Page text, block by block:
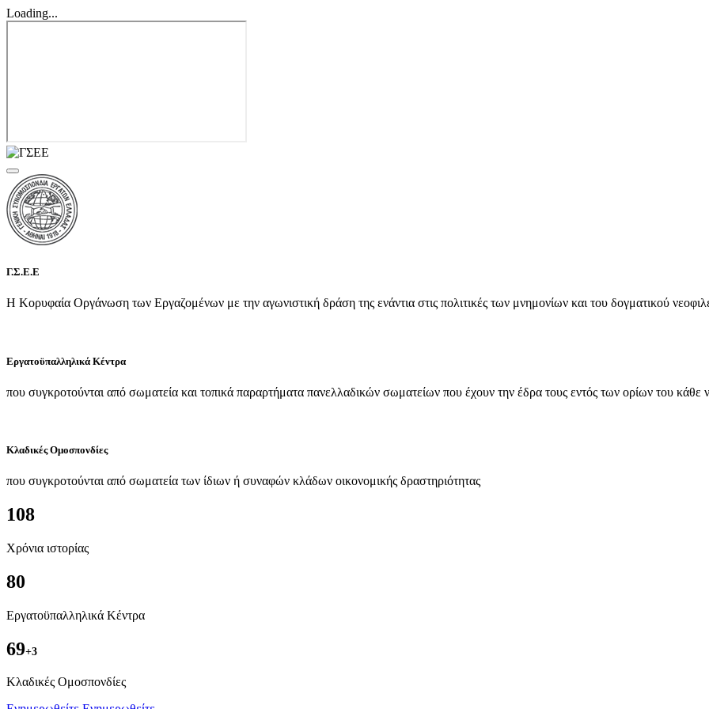
Loading...
Γ.Σ.Ε.Ε
Η Κορυφαία Οργάνωση των Εργαζομένων με την αγωνιστική δράση της ενάντια στις πολιτικές των μνημονίων και του δογματικού
Εργατοϋπαλληλικά Κέντρα
που συγκροτούνται από σωματεία και τοπικά παραρτήματα πανελλαδικών σωματείων που έχουν την έδρα τους εντός των ορίων του κάθε
Κλαδικές Ομοσπονδίες
που συγκροτούνται από σωματεία των ίδιων ή συναφών κλάδων οικονομικής δραστηριότητας
108
Χρόνια ιστορίας
80
Εργατοϋπαλληλικά Κέντρα
69+3
Kλαδικές Ομοσπονδίες